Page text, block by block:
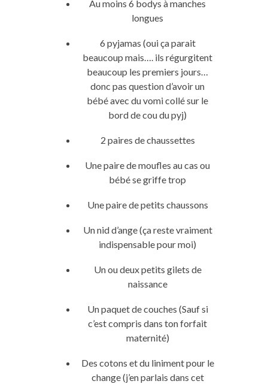
Au moins 6 bodys à manches
longues
6 pyjamas (oui ça parait
beaucoup mais…. ils régurgitent
beaucoup les premiers jours…
donc pas question d’avoir un
bébé avec du vomi collé sur le
bord de cou du pyj)
2 paires de chaussettes
Une paire de moufles au cas ou
bébé se griffe trop
Une paire de petits chaussons
Un nid d’ange (ça reste vraiment
indispensable pour moi)
Un ou deux petits gilets de
naissance
Un paquet de couches (Sauf si
c’est compris dans ton forfait
maternité)
Des cotons et du liniment pour le
change (j’en parlais dans cet